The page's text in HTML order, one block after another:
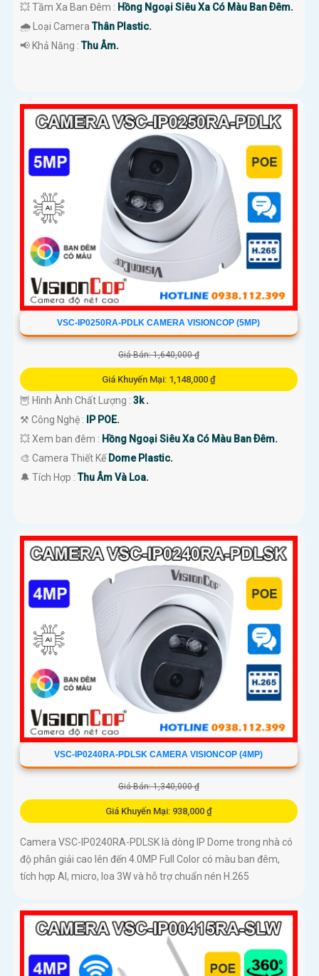
💥 Tầm Xa Ban Đêm : Hồng Ngoại Siêu Xa Có Màu Ban Ðêm.
🌧️ Loại CameraThân Plastic.
️📢 Khả Năng :Thu Âm.
VSC-IP0250RA-PDLK CAMERA VISIONCOP (5MP)
Giá Bán: 1,640,000 ₫
Giá Khuyến Mại: 1,148,000 ₫
🦉 Hình Ành Chất Lượng : 3k .
⚒ Công Nghệ : IP POE.
💥 Xem ban đêm : Hồng Ngoại Siêu Xa Có Màu Ban Ðêm.
🎨 Camera Thiết KếDome Plastic.
️🔔 Tích Hợp :Thu Âm Và Loa.
VSC-IP0240RA-PDLSK CAMERA VISIONCOP (4MP)
Giá Bán: 1,340,000 ₫
Giá Khuyến Mại: 938,000 ₫
Camera VSC-IP0240RA-PDLSK là dòng IP Dome trong nhà có
độ phân giải cao lên đến 4.0MP Full Color có màu ban đêm,
tích hợp AI, micro, loa 3W và hỗ trợ chuẩn nén H.265